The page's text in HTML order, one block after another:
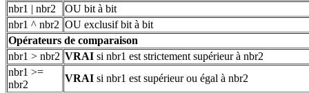
nbr1 | nbr2
OU bit à bit
nbr1 ^ nbr2 OU exclusif bit à bit
Opérateurs de comparaison
nbr1 > nbr2 VRAI si nbr1 est strictement supérieur à nbr2
nbr1 >=
nbr2
VRAI si nbr1 est supérieur ou égal à nbr2